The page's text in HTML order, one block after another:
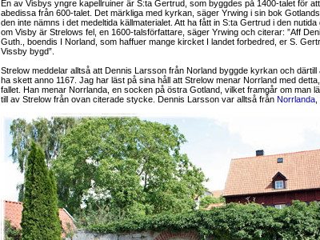
En av Visbys yngre kapellruiner är S:ta Gertrud, som byggdes på 1400-talet för
abedissa från 600-talet. Det märkliga med kyrkan, säger Yrwing i sin bok
den inte nämns i det medeltida källmaterialet. Att ha fått in S:ta Gertrud i den nutida
om Visby är Strelows fel, en 1600-talsförfattare, säger Yrwing och citerar: ”Aff
Guth., boendis I Norland, som haffuer mange kircket I landet forbedred, er S.
Vissby bygd”.
Strelow meddelar alltså att Dennis Larsson från Norland byggde kyrkan och därtill
ha skett anno 1167. Jag har läst på sina håll att Strelow menar Norrland med
fallet. Han menar Norrlanda, en socken på östra Gotland, vilket framgår om man
till av Strelow från ovan citerade stycke. Dennis Larsson var alltså från Norrlanda